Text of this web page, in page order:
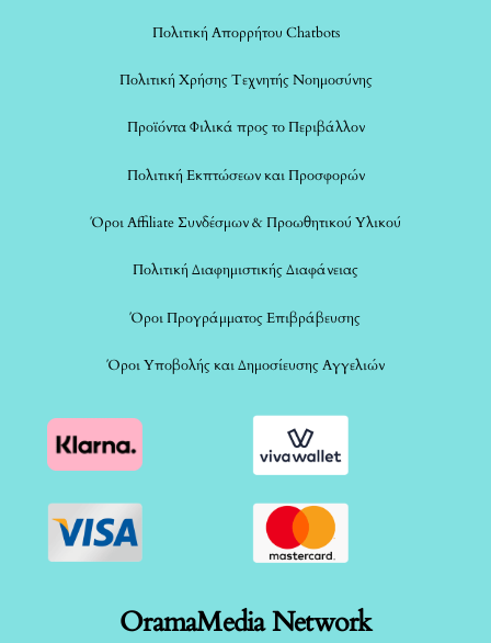
Πολιτική Απορρήτου Chatbots
Πολιτική Χρήσης Τεχνητής Νοημοσύνης
Προϊόντα Φιλικά προς το Περιβάλλον
Πολιτική Εκπτώσεων και Προσφορών
Όροι Affiliate Συνδέσμων & Προωθητικού Υλικού
Πολιτική Διαφημιστικής Διαφάνειας
Όροι Προγράμματος Επιβράβευσης
Όροι Υποβολής και Δημοσίευσης Αγγελιών
OramaMedia Network